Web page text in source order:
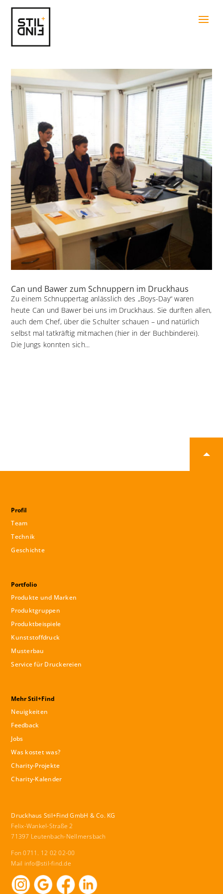
Can und Bawer zum Schnuppern im Druckhaus
Zu einem Schnuppertag anlässlich des „Boys-Day“ waren
heute Can und Bawer bei uns im Druckhaus. Sie durften allen,
auch dem Chef, über die Schulter schauen – und natürlich
selbst mal tatkräftig mitmachen (hier in der Buchbinderei).
Die Jungs konnten sich...
Profil
Team
Technik
Geschichte
Portfolio
Produkte und Marken
Produktgruppen
Produktbeispiele
Kunststoffdruck
Musterbau
Service für Druckereien
Mehr Stil+Find
Neuigkeiten
Feedback
Jobs
Was kostet was?
Charity-Projekte
Charity-Kalender
Druckhaus Stil+Find GmbH & Co. KG
Felix-Wankel-Straße 2
71397 Leutenbach-Nellmersbach
Fon 0711. 12 02 02-00
Mail info@stil-find.de